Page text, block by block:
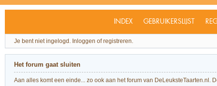
INDEX GEBRUIKERSLIJST
Je bent niet ingelogd. Inloggen of registreren.
Het forum gaat sluiten
Aan alles komt een einde... zo ook aan het forum van